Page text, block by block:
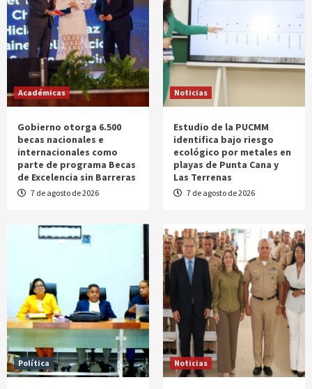
Académicas
Gobierno otorga 6.500
becas nacionales e
internacionales como
parte de programa Becas
de Excelencia sin Barreras
7 de agosto de 2026
Noticias
Estudio de la PUCMM
identifica bajo riesgo
ecológico por metales en
playas de Punta Cana y
Las Terrenas
7 de agosto de 2026
Política Noticias